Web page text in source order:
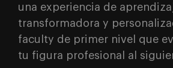
una experiencia de
transformadora y
faculty de primer nivel que
tu figura profesional al